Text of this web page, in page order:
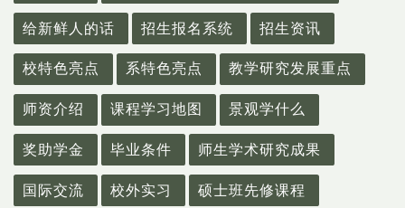
给新鲜人的话 招生报名系统 招生资讯
校特色亮点 系特色亮点 教学研究发展重点
师资介绍 课程学习地图 景观学什么
奖助学金 毕业条件 师生学术研究成果
国际交流 校外实习 硕士班先修课程